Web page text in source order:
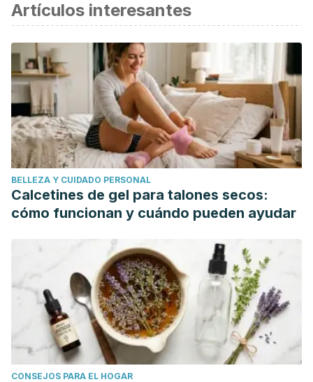
Artículos interesantes
BELLEZA Y CUIDADO PERSONAL
Calcetines de gel para talones secos:
cómo funcionan y cuándo pueden ayudar
CONSEJOS PARA EL HOGAR